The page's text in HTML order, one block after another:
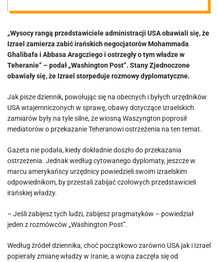
ostrzegli
Teheran
„Wysocy rangą przedstawiciele administracji USA obawiali się, że
Izrael zamierza zabić irańskich negocjatorów Mohammada
Ghalibafa i Abbasa Aragcziego i ostrzegły o tym władze w
Teheranie” – podał „Washington Post”. Stany Zjednoczone
obawiały się, że Izrael storpeduje rozmowy dyplomatyczne.
Jak pisze dziennik, powołując się na obecnych i byłych urzędników
USA wtajemniczonych w sprawę, obawy dotyczące izraelskich
zamiarów były na tyle silne, że wiosną Waszyngton poprosił
mediatorów o przekazanie Teheranowi ostrzeżenia na ten temat.
Gazeta nie podała, kiedy dokładnie doszło do przekazania
ostrzeżenia. Jednak według cytowanego dyplomaty, jeszcze w
marcu amerykańscy urzędnicy powiedzieli swoim izraelskim
odpowiednikom, by przestali zabijać czołowych przedstawicieli
irańskiej władzy.
– Jeśli zabijesz tych ludzi, zabijesz pragmatyków – powiedział
jeden z rozmówców „Washington Post”.
Według źródeł dziennika, choć początkowo zarówno USA jak i Izrael
popierały zmianę władzy w Iranie, a wojna zaczęła się od